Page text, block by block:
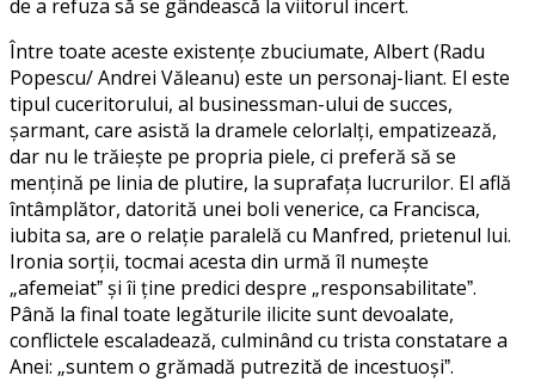
de a refuza să se gândească la viitorul incert.
Între toate aceste existențe zbuciumate, Albert (Radu
Popescu/ Andrei Văleanu) este un personaj-liant. El este
tipul cuceritorului, al businessman-ului de succes,
șarmant, care asistă la dramele celorlalți, empatizează,
dar nu le trăiește pe propria piele, ci preferă să se
mențină pe linia de plutire, la suprafața lucrurilor. El află
întâmplător, datorită unei boli venerice, ca Francisca,
iubita sa, are o relație paralelă cu Manfred, prietenul lui.
Ironia sorții, tocmai acesta din urmă îl numește
„afemeiatˮ și îi ține predici despre „responsabilitateˮ.
Până la final toate legăturile ilicite sunt devoalate,
conflictele escaladează, culminând cu trista constatare a
Anei: „suntem o grămadă putrezită de incestuoșiˮ.